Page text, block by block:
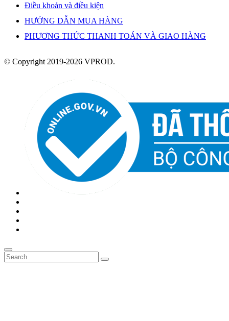
Điều khoản và điều kiện
HƯỚNG DẪN MUA HÀNG
PHƯƠNG THỨC THANH TOÁN VÀ GIAO HÀNG
© Copyright 2019-2026 VPROD.